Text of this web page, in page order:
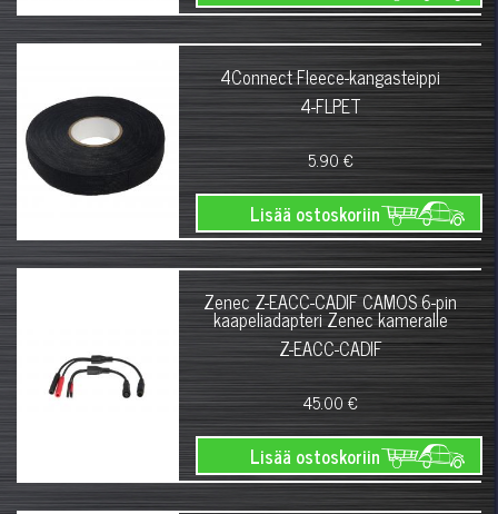
4Connect Fleece-kangasteippi
4-FLPET
5.90 €
Lisää ostoskoriin
Zenec Z-EACC-CADIF CAMOS 6-pin
kaapeliadapteri Zenec kameralle
Z-EACC-CADIF
45.00 €
Lisää ostoskoriin